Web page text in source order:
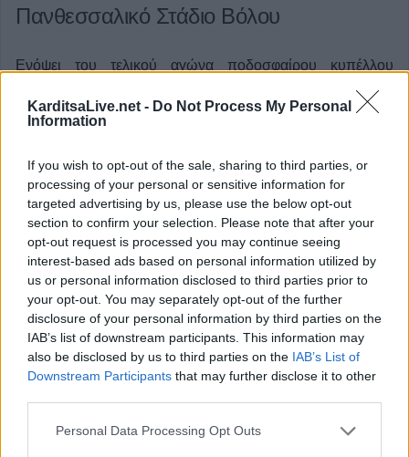
KarditsaLive.net - Do Not Process My Personal
Information
If you wish to opt-out of the sale, sharing to third parties, or
processing of your personal or sensitive information for
targeted advertising by us, please use the below opt-out
section to confirm your selection. Please note that after your
opt-out request is processed you may continue seeing
interest-based ads based on personal information utilized by
us or personal information disclosed to third parties prior to
your opt-out. You may separately opt-out of the further
disclosure of your personal information by third parties on the
IAB’s list of downstream participants. This information may
also be disclosed by us to third parties on the IAB’s List of
Downstream Participants that may further disclose it to other
Personal Data Processing Opt Outs
Πανθεσσαλικό Στάδιο Βόλου
Ενόψει του τελικού αγώνα ποδοσφαίρου κυπέλλου
Ελλάδας, που θα διεξαχθεί το Σάββατο 25 Μαΐου 2024 και
ώρα 20:30 στο Πανθεσσαλικό Στάδιο Βόλου, μεταξύ των
Περιφερειακή Αστυνομική Διεύθυνση Θεσσαλίας
ανακοινώνεταιότι, σύμφωνα με απόφαση της
Διεύθυνσης Αστυνομίας Μαγνησίας,θα διακοπεί
προσωρινά η κυκλοφορία των οχημάτων, από
16:00της 25-05-2024 μέχρι και την αποχώρηση των
διαπιστευμένων από την αθλητική εγκατάσταση:
Κατηγορία Μαγνησία 24 Μαϊ 2024